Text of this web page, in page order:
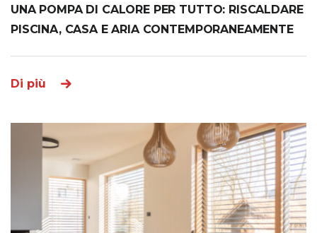
UNA POMPA DI CALORE PER TUTTO: RISCALDARE
PISCINA, CASA E ARIA CONTEMPORANEAMENTE
Di più